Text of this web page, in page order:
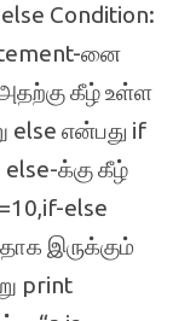
Condition:
னை
அதற்கு கீழ் உள்ள
என்பது if
க்கு கீழ்
else
இருக்கும்
print